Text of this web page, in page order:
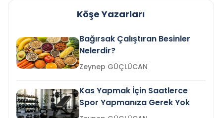
Köşe Yazarları
Bağırsak Çalıştıran Besinler
Nelerdir?
Zeynep GÜÇLÜCAN
Kas Yapmak İçin Saatlerce
Spor Yapmanıza Gerek Yok